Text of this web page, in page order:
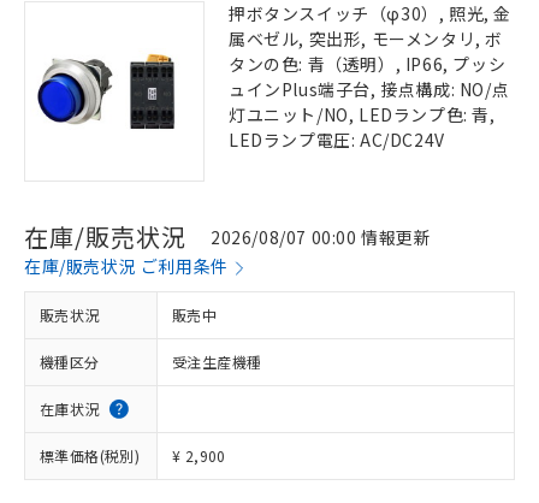
押ボタンスイッチ（φ30）, 照光, 金
属ベゼル, 突出形, モーメンタリ, ボ
タンの色: 青（透明）, IP66, プッシ
ュインPlus端子台, 接点構成: NO/点
灯ユニット/NO, LEDランプ色: 青,
LEDランプ電圧: AC/DC24V
在庫/販売状況
2026/08/07 00:00 情報更新
在庫/販売状況 ご利用条件
販売状況 販売中
機種区分 受注生産機種
在庫状況
標準価格(税別) ¥ 2,900